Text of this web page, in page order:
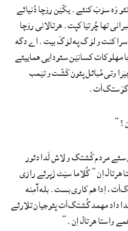
وَه سۆبَ کنئے. یکّێن رۆچا دُنیائے
تها چُرتێا کپت. هرتالانی رۆچا
سرا کنت و لۆگ په لۆگَ بیت. اے دگه
مهلوکات کسانێن سئودایی هماییئے
وتی مُبائل پئون کَشّت و ٹێمب
گوَستگ‌اَت.
مردم کُشتگ و لاش لَدا دئور
هرتال اِن” گُلاما سێٹ زَپرئے رازی
اِدا هم کاری بست. بله آمِنه
داد مهمد گُشتگ‌اَت پئوجیان تلارئے
واستا هرتال اِن.”